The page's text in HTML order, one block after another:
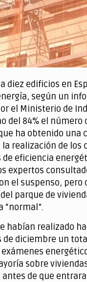
diez edificios en
según un
el Ministerio de
del 84% el número
ha obtenido una
la realización de los
eficiencia
expertos
el suspenso, pero
parque de
“normal”.
habían realizado
de diciembre un
sobre
de que entrara